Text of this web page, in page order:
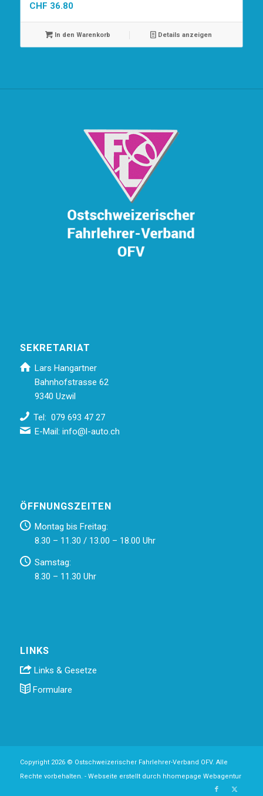
CHF 36.80
In den Warenkorb Details anzeigen
SEKRETARIAT
Lars Hangartner
Bahnhofstrasse 62
9340 Uzwil
Tel: 079 693 47 27
E-Mail:info@l-auto.ch
ÖFFNUNGSZEITEN
Montag bis Freitag:
8.30 – 11.30 / 13.00 – 18.00 Uhr
Samstag:
8.30 – 11.30 Uhr
LINKS
Links & Gesetze
Formulare
Copyright 2026 © Ostschweizerischer Fahrlehrer-Verband OFV. Alle
Rechte vorbehalten. - Webseite erstellt durch hhomepage Webagentur